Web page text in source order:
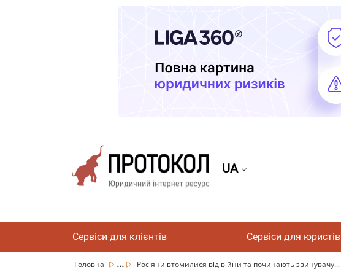
UA
Сервіси для клієнтів Сервіси для юристів
Головна ... Росіяни втомилися від війни та починають звинувачу...